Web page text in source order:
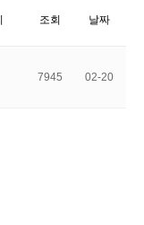
조회 날짜
7945 02-20